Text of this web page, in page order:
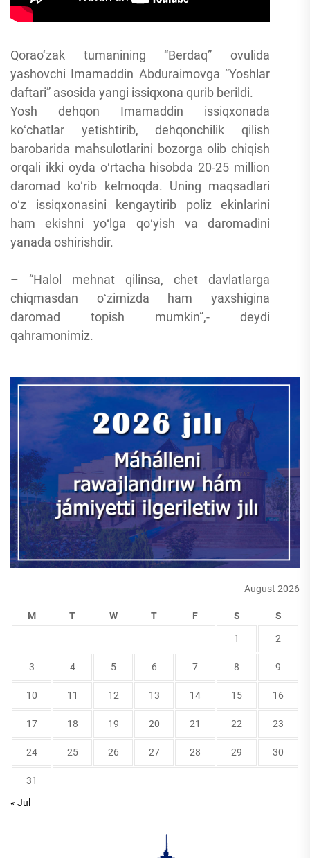
Qorao‘zak tumanining “Berdaq” ovulida
yashovchi Imamaddin Abduraimovga “Yoshlar
daftari” asosida yangi issiqxona qurib berildi.
Yosh dehqon Imamaddin issiqxonada
koʻchatlar yetishtirib, dehqonchilik qilish
barobarida mahsulotlarini bozorga olib chiqish
orqali ikki oyda oʻrtacha hisobda 20-25 million
daromad koʻrib kelmoqda. Uning maqsadlari
oʻz issiqxonasini kengaytirib poliz ekinlarini
ham ekishni yoʻlga qoʻyish va daromadini
yanada oshirishdir.
– “Halol mehnat qilinsa, chet davlatlarga
chiqmasdan oʻzimizda ham yaxshigina
daromad topish mumkin”,- deydi
qahramonimiz.
August 2026
M T W T F S S
1 2
3 4 5 6 7 8 9
10 11 12 13 14 15 16
17 18 19 20 21 22 23
24 25 26 27 28 29 30
31
« Jul